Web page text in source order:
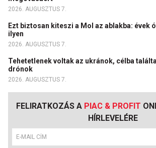
2026. AUGUSZTUS 7.
Ezt biztosan kiteszi a Mol az ablakba: évek
ilyen
2026. AUGUSZTUS 7.
Tehetetlenek voltak az ukránok, célba
drónok
2026. AUGUSZTUS 7.
FELIRATKOZÁS A PIAC & PROFIT
HÍRLEVELÉRE